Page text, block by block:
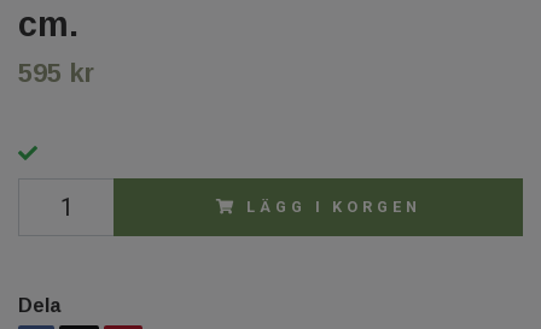
cm.
595 kr
LÄGG I KORGEN
Dela